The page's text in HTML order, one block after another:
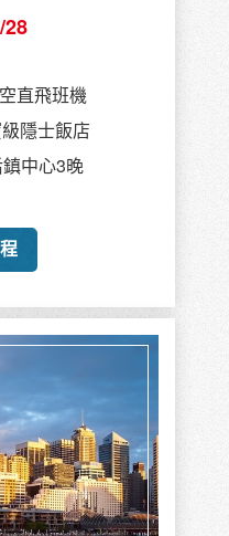
28
直飛班機
隱士飯店
中心3晚